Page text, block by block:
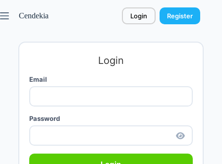
Cendekia Login Register
Login
Email
Password